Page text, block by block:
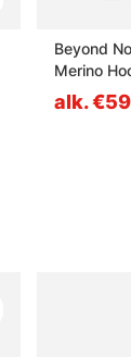
Beyond
Merino
alk. €59